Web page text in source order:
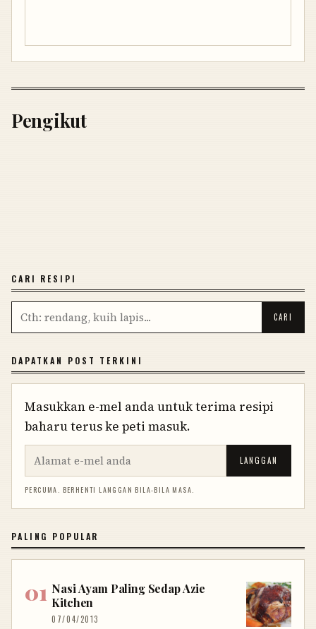
Pengikut
CARI RESIPI
DAPATKAN POST TERKINI
Masukkan e-mel anda untuk terima resipi
baharu terus ke peti masuk.
LANGGAN
PERCUMA. BERHENTI LANGGAN BILA-BILA MASA.
PALING POPULAR
Nasi Ayam Paling Sedap Azie
Kitchen
07/04/2013